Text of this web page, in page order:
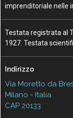
imprenditoriale nelle
Testata registrata al
1927. Testata
Indirizzo
Via Moretto da
Milano - Italia
CAP 20133